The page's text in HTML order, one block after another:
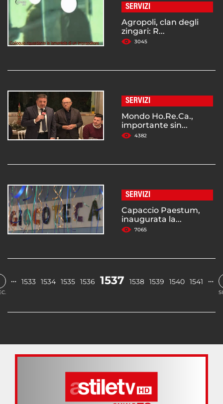
SERVIZI
Agropoli, clan degli
zingari: R...
3045
SERVIZI
Mondo Ho.Re.Ca.,
importante sin...
4382
SERVIZI
Capaccio Paestum,
inaugurata la...
7065
… 1533 1534 1535 1536 1537 1538 1539 1540 1541 …